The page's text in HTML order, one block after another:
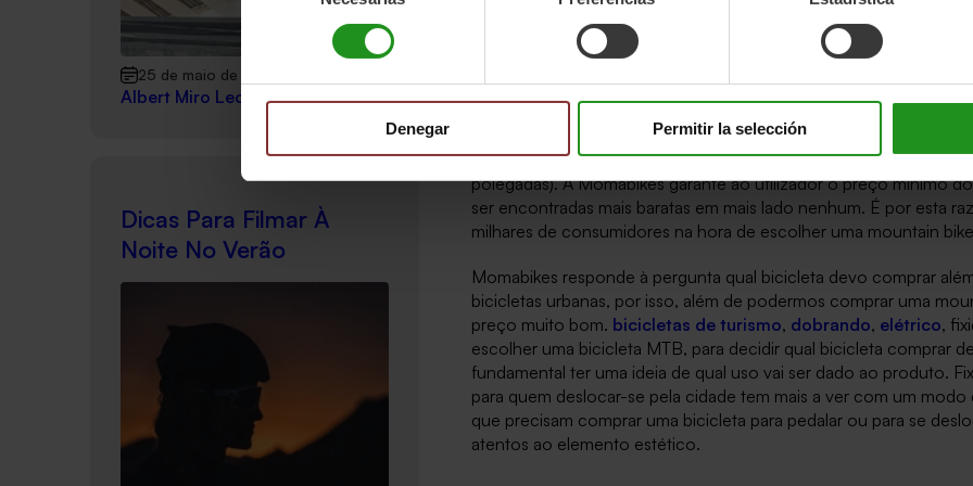
consentimiento
Denegar Permitir la selección
25 de maio de 2022
Albert Miro Leon
Dicas Para Filmar À
Noite No Verão
trilhas estreitas e com subidas e descidas constantes, a
manobrável e permite acelerações mais explosivas. O mtb
isso para muitos ciclistas que combinam todos os tipos de
Em termos de preços, tanto o GTT como o Equinox são
comprar uma mountain bike barata. O versão padrão do GTT
modelos 27,5 e 29 Custam 349 euros. Encontramos o Equinox
polegadas). A Momabikes garante ao utilizador o preço mínimo
ser encontradas mais baratas em mais lado nenhum. É por esta
milhares de consumidores na hora de escolher uma mountain
Momabikes responde à pergunta qual bicicleta devo comprar
bicicletas urbanas, por isso, além de podermos comprar uma
preço muito bom. bicicletas de turismo, dobrando, elétrico,
escolher uma bicicleta MTB, para decidir qual bicicleta comprar
fundamental ter uma ideia de qual uso vai ser dado ao produto.
para quem deslocar-se pela cidade tem mais a ver com um
que precisam comprar uma bicicleta para pedalar ou para se
atentos ao elemento estético.